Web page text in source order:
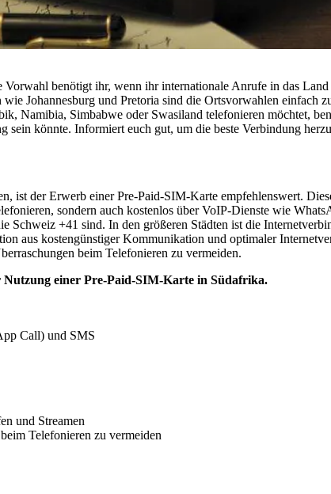
benötigt ihr, wenn ihr internationale Anrufe in das
Johannesburg und Pretoria sind die Ortsvorwahlen einfach
Namibia, Simbabwe oder Swasiland telefonieren möchtet,
könnte. Informiert euch gut, um die beste Verbindung
ist der Erwerb einer Pre-Paid-SIM-Karte empfehlenswert.
sondern auch kostenlos über VoIP-Dienste wie
+41 sind. In den größeren Städten ist die
aus kostengünstiger Kommunikation und optimaler
beim Telefonieren zu vermeiden.
einer Pre-Paid-SIM-Karte in Südafrika.
Call) und SMS
und Streamen
Telefonieren zu vermeiden